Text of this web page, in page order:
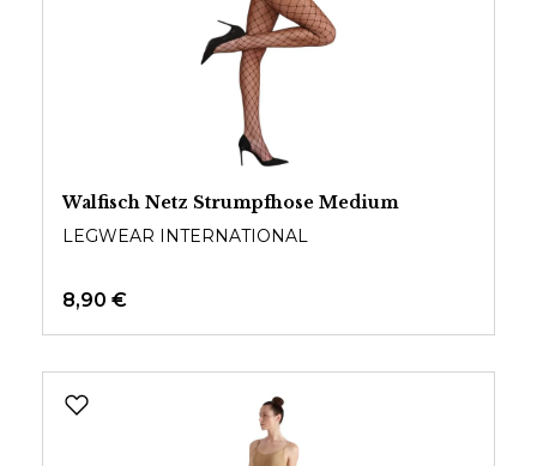
Walfisch Netz Strumpfhose Medium
LEGWEAR INTERNATIONAL
8,90 €